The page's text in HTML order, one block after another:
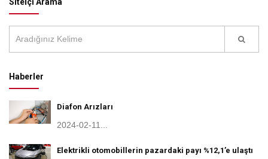
Haberler
Diafon Arızları
2024-02-11...
Elektrikli otomobillerin pazardaki payı %12,1’e ulaştı